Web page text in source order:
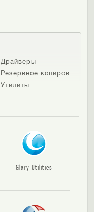
Драйверы
Резервное копирование
Утилиты
Glary Utilities